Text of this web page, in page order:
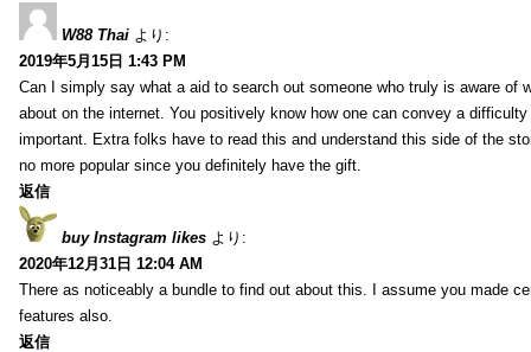
W88 Thai より:
2019年5月15日 1:43 PM
Can I simply say what a aid to search out someone who truly is aware of
about on the internet. You positively know how one can convey a
important. Extra folks have to read this and understand this side of the
no more popular since you definitely have the gift.
返信
buy Instagram likes より:
2020年12月31日 12:04 AM
There as noticeably a bundle to find out about this. I assume you made
features also.
返信